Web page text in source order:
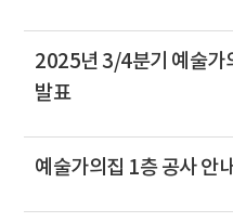
2025년 3/4분기 예술가
발표
예술가의집 1층 공사 안